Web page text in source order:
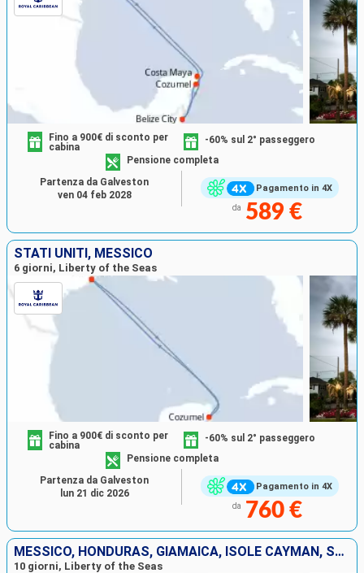
Pagamento in 4X
Fino a 900€ di sconto per
cabina
-60% sul 2° passeggero
Pensione completa
da 589 €
Partenza da Galveston
ven 04 feb 2028
STATI UNITI, MESSICO
6 giorni, Liberty of the Seas
Pagamento in 4X
Fino a 900€ di sconto per
cabina
-60% sul 2° passeggero
Pensione completa
da 760 €
Partenza da Galveston
lun 21 dic 2026
MESSICO, HONDURAS, GIAMAICA, ISOLE CAYMAN, STATI UNITI
10 giorni, Liberty of the Seas